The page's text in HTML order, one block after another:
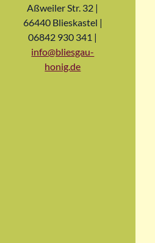
Aßweiler Str. 32 |
66440 Blieskastel |
06842 930 341 |
info@bliesgau-
honig.de